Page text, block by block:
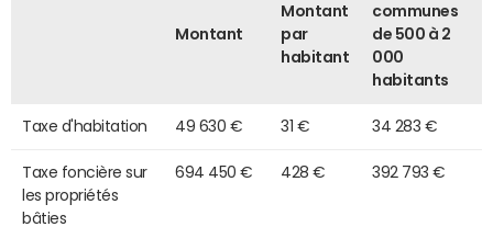
Montant
Montant
par
habitant
communes
de 500 à 2
000
habitants
Taxe d'habitation 49 630 € 31 € 34 283 €
Taxe foncière sur
les propriétés
bâties
694 450 € 428 € 392 793 €